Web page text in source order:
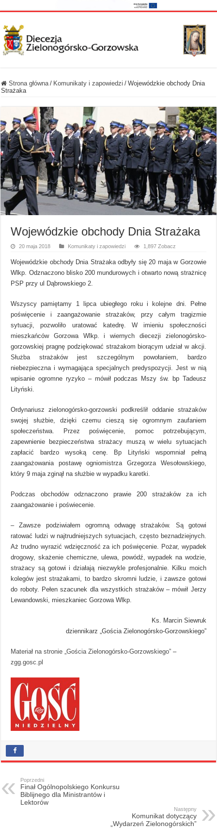
Strona główna / Komunikaty i zapowiedzi / Wojewódzkie obchody Dnia
Strażaka
Wojewódzkie obchody Dnia Strażaka
20 maja 2018 Komunikaty i zapowiedzi 1,897 Zobacz
Wojewódzkie obchody Dnia Strażaka odbyły się 20 maja w Gorzowie
Wlkp. Odznaczono blisko 200 mundurowych i otwarto nową strażnicę
PSP przy ul Dąbrowskiego 2.
Wszyscy pamiętamy 1 lipca ubiegłego roku i kolejne dni. Pełne
poświęcenie i zaangażowanie strażaków, przy całym tragizmie
sytuacji, pozwoliło uratować katedrę. W imieniu społeczności
mieszkańców Gorzowa Wlkp. i wiernych diecezji zielonogórsko-
gorzowskiej pragnę podziękować strażakom biorącym udział w akcji.
Służba strażaków jest szczególnym powołaniem, bardzo
niebezpieczna i wymagająca specjalnych predyspozycji. Jest w nią
wpisanie ogromne ryzyko – mówił podczas Mszy św. bp Tadeusz
Lityński.
Ordynariusz zielonogórsko-gorzowski podkreślił oddanie strażaków
swojej służbie, dzięki czemu cieszą się ogromnym zaufaniem
społeczeństwa. Przez poświęcenie, pomoc potrzebującym,
zapewnienie bezpieczeństwa strażacy muszą w wielu sytuacjach
zapłacić bardzo wysoką cenę. Bp Lityński wspomniał pełną
zaangażowania postawę ogniomistrza Grzegorza Wesołowskiego,
który 9 maja zginął na służbie w wypadku karetki.
Podczas obchodów odznaczono prawie 200 strażaków za ich
zaangażowanie i poświecenie.
– Zawsze podziwiałem ogromną odwagę strażaków. Są gotowi
ratować ludzi w najtrudniejszych sytuacjach, często beznadziejnych.
Aż trudno wyrazić wdzięczność za ich poświęcenie. Pożar, wypadek
drogowy, skażenie chemiczne, ulewa, powódź, wypadek na wodzie,
strażacy są gotowi i działają niezwykle profesjonalnie. Kilku moich
kolegów jest strażakami, to bardzo skromni ludzie, i zawsze gotowi
do roboty. Pełen szacunek dla wszystkich strażaków – mówił Jerzy
Lewandowski, mieszkaniec Gorzowa Wlkp.
Ks. Marcin Siewruk
dziennikarz „Gościa Zielonogórsko-Gorzowskiego”
Materiał na stronie „Gościa Zielonogórsko-Gorzowskiego” –
zgg.gosc.pl
Poprzedni
Finał Ogólnopolskiego Konkursu
Biblijnego dla Ministrantów i
Lektorów
Następny
Komunikat dotyczący
„Wydarzeń Zielonogórskich”